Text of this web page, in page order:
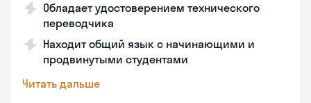
Обладает удостоверением технического
переводчика
Находит общий язык с начинающими и
продвинутыми студентами
Читать дальше